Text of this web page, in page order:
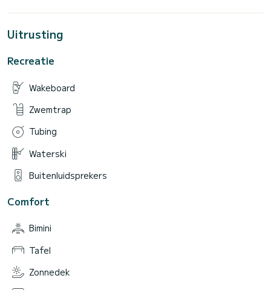
Uitrusting
Recreatie
Wakeboard
Zwemtrap
Tubing
Waterski
Buitenluidsprekers
Comfort
Bimini
Tafel
Zonnedek